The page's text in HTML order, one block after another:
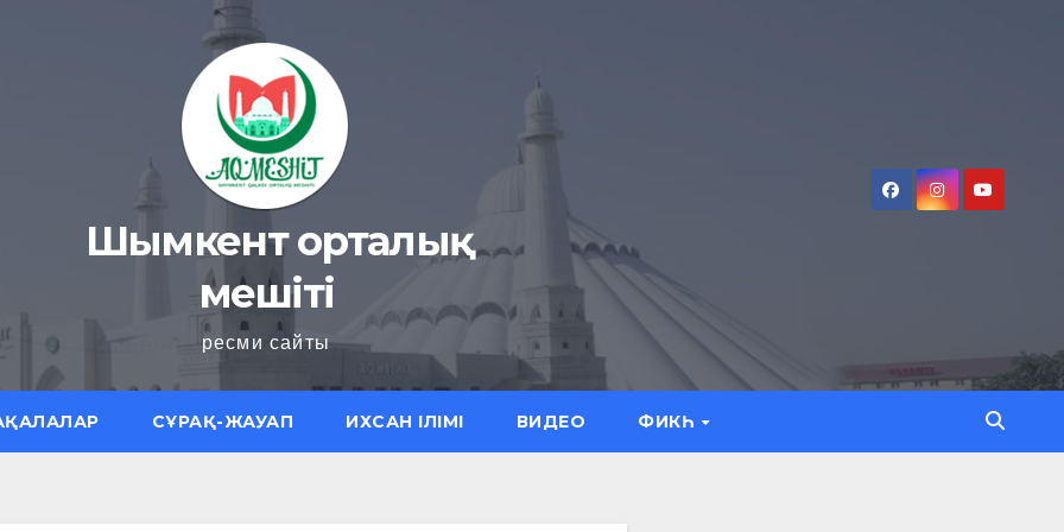
Шымкент орталық
мешіті
ресми сайты
СҰРАҚ-ЖАУАП ИХСАН ІЛІМІ ВИДЕО ФИКҺ